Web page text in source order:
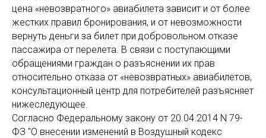
цена «невозвратного» авиабилета зависит и от более
жестких правил бронирования, и от невозможности
вернуть деньги за билет при добровольном отказе
пассажира от перелета. В связи с поступающими
обращениями граждан о разъяснении их прав
относительно отказа от «невозвратных» авиабилетов,
консультационный центр для потребителей разъясняет
нижеследующее.
Согласно Федеральному закону от 20.04.2014 N 79-
ФЗ "О внесении изменений в Воздушный кодекс